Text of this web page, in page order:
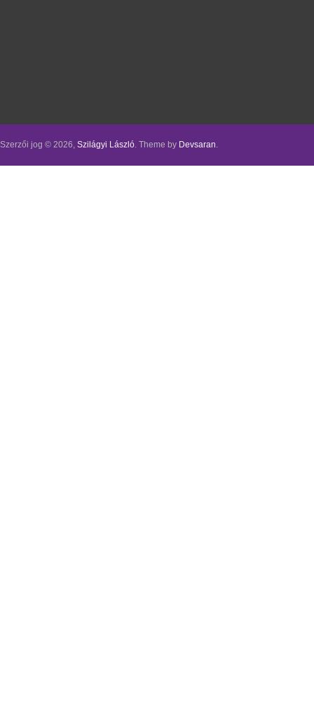
Szerzői jog © 2026, Szilágyi László. Theme by Devsaran.